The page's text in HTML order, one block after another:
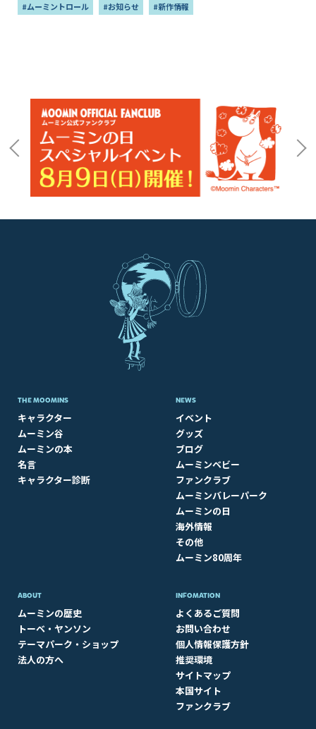
#ムーミントロール
#お知らせ #新作情報
THE MOOMINS
キャラクター
ムーミン谷
ムーミンの本
名言
キャラクター診断
NEWS
イベント
グッズ
ブログ
ムーミンベビー
ファンクラブ
ムーミンバレーパーク
ムーミンの日
海外情報
その他
ムーミン80周年
ABOUT​
ムーミンの歴史
トーベ・ヤンソン
テーマパーク・ショップ
法人の方へ
INFOMATION
よくあるご質問
お問い合わせ
個人情報保護方針
推奨環境
サイトマップ
本国サイト
ファンクラブ